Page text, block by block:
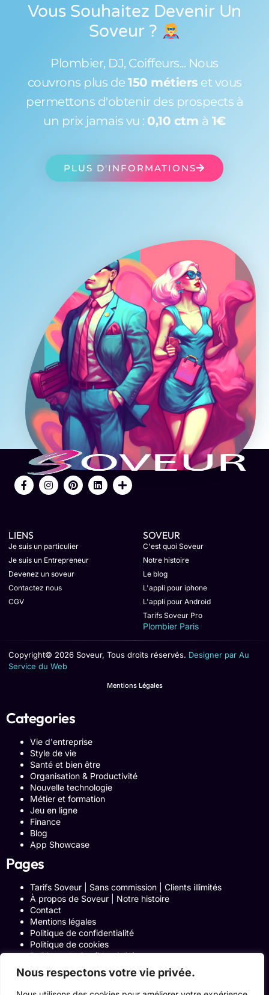
Nous respectons votre vie privée.
Vous Souhaitez Devenir Un
Soveur ?
Plombier, DJ, Coiffeurs... Nous
couvrons plus de 150 métiers et vous
permettons d'obtenir des prospects à
un prix jamais vu : 0,10 ctm à 1€
PLUS D'INFORMATIONS
LIENS
Je suis un particulier
Je suis un Entrepreneur
Devenez un soveur
Contactez nous
CGV
SOVEUR
C'est quoi Soveur
Notre histoire
Le blog
L'appli pour iphone
L'appli pour Android
Tarifs Soveur Pro
Plombier Paris
Copyright© 2026 Soveur, Tous droits réservés. Designer par Au
Service du Web
Mentions Légales
Categories
Vie d'entreprise
Style de vie
Santé et bien être
Organisation & Productivité
Nouvelle technologie
Métier et formation
Jeu en ligne
Finance
Blog
App Showcase
Pages
Tarifs Soveur | Sans commission | Clients illimités
À propos de Soveur | Notre histoire
Contact
Mentions légales
Politique de confidentialité
Politique de cookies
Politique de Confidentialité
Formulaire de contact
Blog
Notre histoire